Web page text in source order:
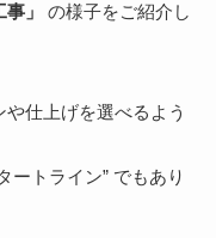
」
の様子をご紹介し
仕上げを選べるよう
ートライン” でもあり